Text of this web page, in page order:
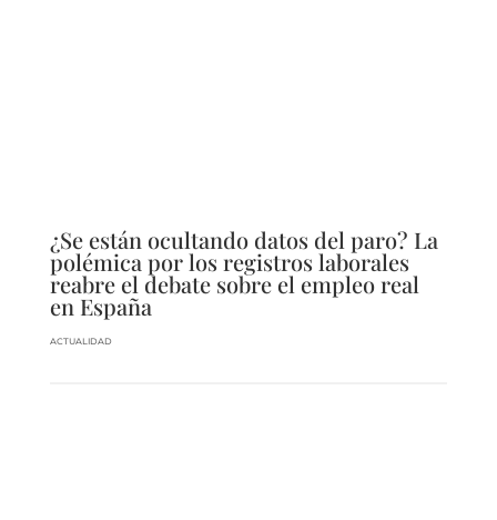
¿Se están ocultando datos del paro? La
polémica por los registros laborales
reabre el debate sobre el empleo real
en España
ACTUALIDAD